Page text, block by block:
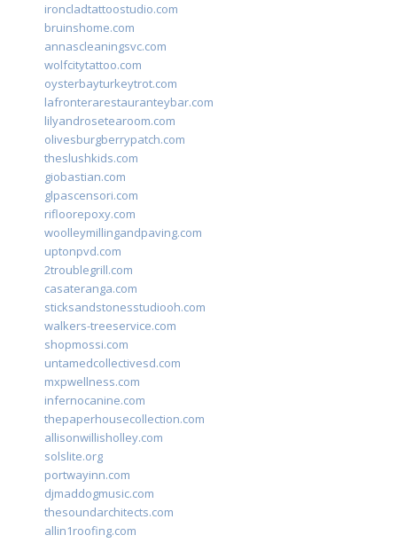
ironcladtattoostudio.com
bruinshome.com
annascleaningsvc.com
wolfcitytattoo.com
oysterbayturkeytrot.com
lafronterarestauranteybar.com
lilyandrosetearoom.com
olivesburgberrypatch.com
theslushkids.com
giobastian.com
glpascensori.com
rifloorepoxy.com
woolleymillingandpaving.com
uptonpvd.com
2troublegrill.com
casateranga.com
sticksandstonesstudiooh.com
walkers-treeservice.com
shopmossi.com
untamedcollectivesd.com
mxpwellness.com
infernocanine.com
thepaperhousecollection.com
allisonwillisholley.com
solslite.org
portwayinn.com
djmaddogmusic.com
thesoundarchitects.com
allin1roofing.com